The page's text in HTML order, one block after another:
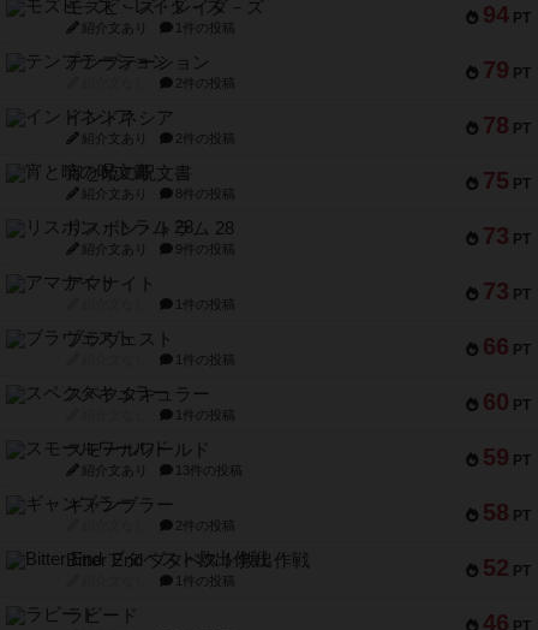
94 PT
モズビ－ズ・レイダ－ズ
紹介文あり 1件の投稿
79 PT
テンプテーション
2件の投稿
78 PT
インドネシア
紹介文あり 2件の投稿
75 PT
宵と暁の呪文書
紹介文あり 8件の投稿
73 PT
リスボン・トラム 28
紹介文あり 9件の投稿
73 PT
アマナイト
1件の投稿
66 PT
ブラヴェスト
1件の投稿
60 PT
スペクタキュラー
1件の投稿
59 PT
スモールワールド
紹介文あり 13件の投稿
58 PT
ギャンブラー
2件の投稿
52 PT
Bitter End ブタペスト救出作戦
1件の投稿
46
ラピード